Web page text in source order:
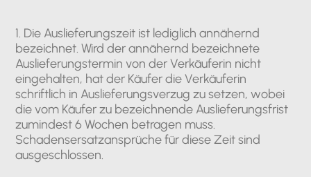
1. Die Auslieferungszeit ist lediglich annähernd
bezeichnet. Wird der annähernd bezeichnete
Auslieferungstermin von der Verkäuferin nicht
eingehalten, hat der Käufer die Verkäuferin
schriftlich in Auslieferungsverzug zu setzen, wobei
die vom Käufer zu bezeichnende Auslieferungsfrist
zumindest 6 Wochen betragen muss.
Schadensersatzansprüche für diese Zeit sind
ausgeschlossen.